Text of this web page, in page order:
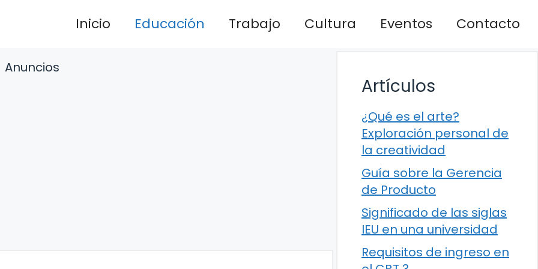
Inicio Educación Trabajo Cultura Eventos Contacto
Anuncios
Artículos
¿Qué es el arte?
Exploración personal de
la creatividad
Guía sobre la Gerencia
de Producto
Significado de las siglas
IEU en una universidad
Requisitos de ingreso en